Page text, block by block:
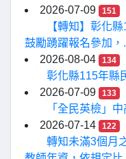
2026-07-09
151
【轉知】彰化
鼓勵踴躍報名參加，
2026-08-04
134
彰化縣115年縣
2026-07-09
133
「全民英檢」
2026-07-14
122
轉知未滿3個月